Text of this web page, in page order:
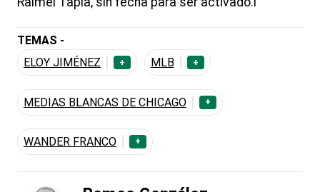
TEMAS -
ELOY JIMÉNEZ
+ MLB +
MEDIAS BLANCAS DE CHICAGO +
WANDER FRANCO +